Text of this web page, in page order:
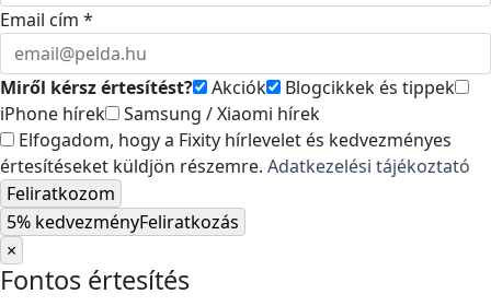
Email cím *
Miről kérsz értesítést? Akciók
Blogcikkek és tippek
iPhone hírek
Samsung / Xiaomi hírek
Elfogadom, hogy a Fixity hírlevelet és kedvezményes
értesítéseket küldjön részemre. Adatkezelési tájékoztató
Feliratkozom
5% kedvezményFeliratkozás
×
Fontos értesítés